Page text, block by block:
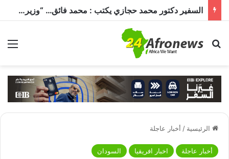
السفير دكتور محمد حجازي يكتب : محمد فائق… “وزير إفريقيا” الذي حمل رسالة القاهرة إلى القارة السمراء
بحث عن
الرئيسية / أخبار عاجلة
أخبار عاجلة اخبار افريقيا السودان